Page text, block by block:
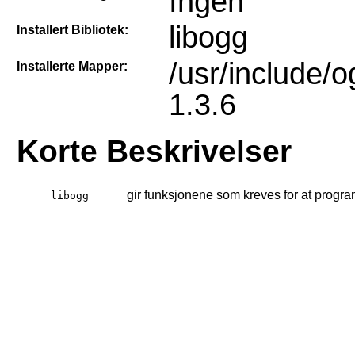
Installert Bibliotek: libogg
Installerte Mapper:
/usr/include/
1.3.6
Korte Beskrivelser
libogg gir funksjonene som kreves for at